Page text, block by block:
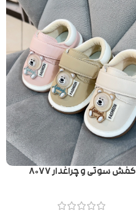
کفش سوتی و چراغدار ۸۰۷۷